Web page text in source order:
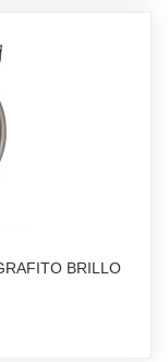
BRILLO